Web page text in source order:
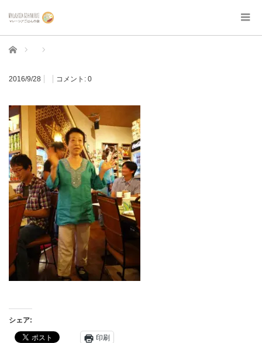
ホーム
2016/9/28 コメント: 0
シェア:
印刷